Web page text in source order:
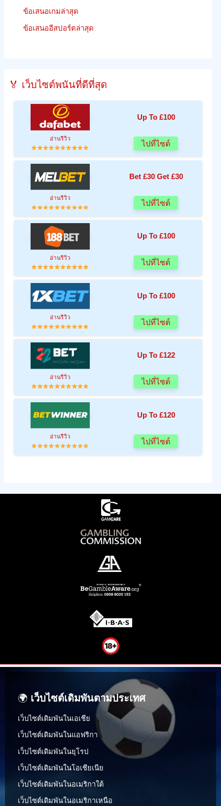
ข้อเสนอเกมล่าสุด
ข้อเสนออีสปอร์ตล่าสุด
🏅 เว็บไซต์พนันที่ดีที่สุด
Up To £100
อ่านรีวิว
ไปที่ไซต์
Bet £30 Get £30
อ่านรีวิว
ไปที่ไซต์
Up To £100
อ่านรีวิว
ไปที่ไซต์
Up To £100
อ่านรีวิว
ไปที่ไซต์
Up To £122
อ่านรีวิว
ไปที่ไซต์
Up To £120
อ่านรีวิว
ไปที่ไซต์
🌍 เว็บไซต์เดิมพันตามประเทศ
เว็บไซต์เดิมพันในเอเชีย
เว็บไซต์เดิมพันในแอฟริกา
เว็บไซต์เดิมพันในยุโรป
เว็บไซต์เดิมพันในโอเชียเนีย
เว็บไซต์เดิมพันในอเมริกาใต้
เว็บไซต์เดิมพันในอเมริกาเหนือ